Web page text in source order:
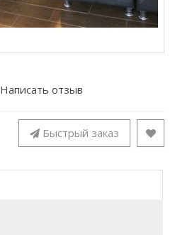
Написать отзыв
Быстрый заказ